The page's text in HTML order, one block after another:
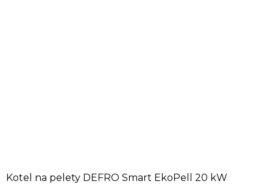
Kotel na pelety DEFRO Smart EkoPell 20 kW